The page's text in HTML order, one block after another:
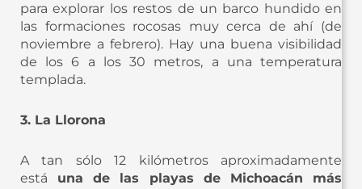
para explorar los restos de un barco hundido en
las formaciones rocosas muy cerca de ahí (de
noviembre a febrero). Hay una buena visibilidad
de los 6 a los 30 metros, a una temperatura
templada.
3. La Llorona
A tan sólo 12 kilómetros aproximadamente
está una de las playas de Michoacán más